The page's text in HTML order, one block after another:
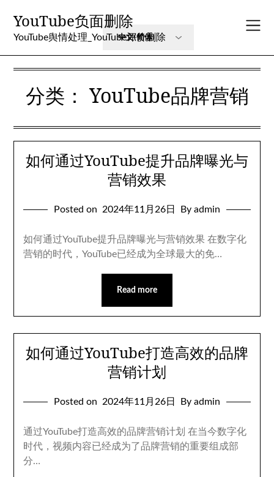
content
YouTube负面删除
YouTube舆情处理_YouTube评价删除
分类：YouTube品牌营销
如何通过YouTube提升品牌曝光与
营销效果
Posted on 2024年11月26日 By admin
如何通过YouTube提升品牌曝光与营销效果 在数字化
营销的时代，YouTube已经成为全球最大的免…
Read more
如何通过YouTube打造高效的品牌
营销计划
Posted on 2024年11月26日 By admin
通过YouTube打造高效的品牌营销计划 在当今数字化
时代，视频内容已经成为了品牌营销的重要组成部
分…